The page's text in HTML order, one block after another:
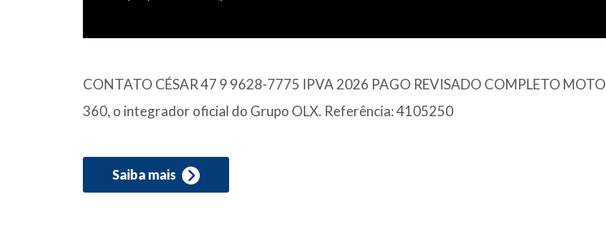
CONTATO CÉSAR 47 9 9628-7775 IPVA 2026 PAGO REVISADO COMPLETO
360, o integrador oficial do Grupo OLX. Referência: 4105250
Saiba mais